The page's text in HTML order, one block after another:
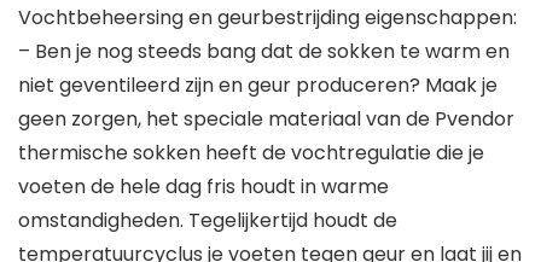
Vochtbeheersing en geurbestrijding eigenschappen:
– Ben je nog steeds bang dat de sokken te warm en
niet geventileerd zijn en geur produceren? Maak je
geen zorgen, het speciale materiaal van de Pvendor
thermische sokken heeft de vochtregulatie die je
voeten de hele dag fris houdt in warme
omstandigheden. Tegelijkertijd houdt de
temperatuurcyclus je voeten tegen geur en laat jij en